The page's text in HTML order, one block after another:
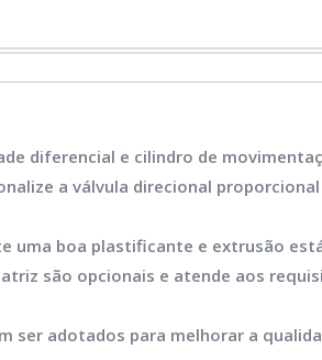
diferencial e cilindro de
a válvula direcional
boa plastificante e extrusão
são opcionais e atende aos
ser adotados para melhorar a